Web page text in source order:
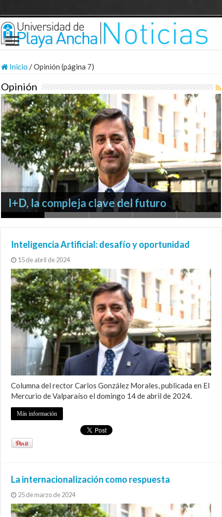
Inicio /Opinión (página 7)
Opinión
Inteligencia Artificial: desafío y oportunidad
15 de abril de 2024
Columna del rector Carlos González Morales, publicada en El
Mercurio de Valparaíso el domingo 14 de abril de 2024.
Más información
La internacionalización como respuesta
25 de marzo de 2024